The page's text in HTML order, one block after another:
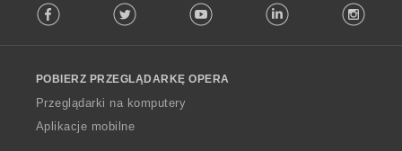
o
w
O
p
Facebook Twitter Youtube LinkedIn
POBIERZ PRZEGLĄDARKĘ OPERA
Przeglądarki na komputery
Aplikacje mobilne